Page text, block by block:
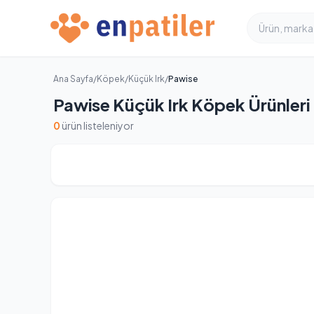
Ana Sayfa/Köpek/Küçük Irk/Pawise
Pawise Küçük Irk Köpek Ürünleri
0 ürün listeleniyor